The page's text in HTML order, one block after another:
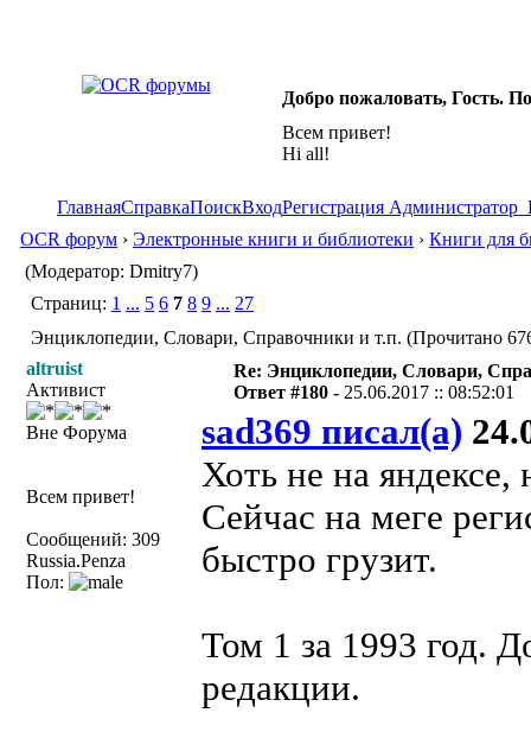
Добро пожаловать, Гость.
Всем привет!
Hi all!
ГлавнаяСправкаПоискВходРегистрация Администратор
OCR форум › Электронные книги и библиотеки › Книги для
(Модератор: Dmitry7)
Страниц: 1 ... 5 6 7 8 9 ... 27
Энциклопедии, Словари, Справочники и т.п. (Прочитано
altruist
Активист
Вне Форума
Всем привет!
Сообщений: 309
Russia.Penza
Пол:
Re: Энциклопедии, Словари,
Ответ #180 - 25.06.2017 :: 08:52:01
sad369 писал(а)
Хоть не на
Сейчас на меге
быстро грузит.
Том 1 за 1993 год.
редакции.